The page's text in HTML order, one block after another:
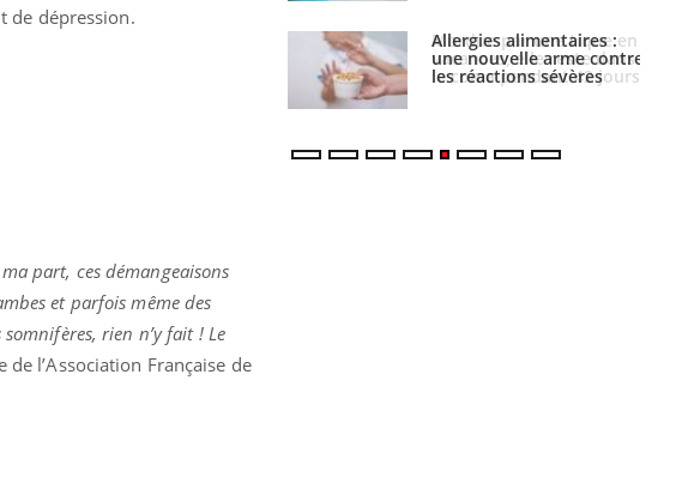
de dépression.
part, ces démangeaisons
et parfois même des
rien n’y fait ! Le
l’Association Française de
Allergies alimentaires :
une nouvelle arme contre
les réactions sévères